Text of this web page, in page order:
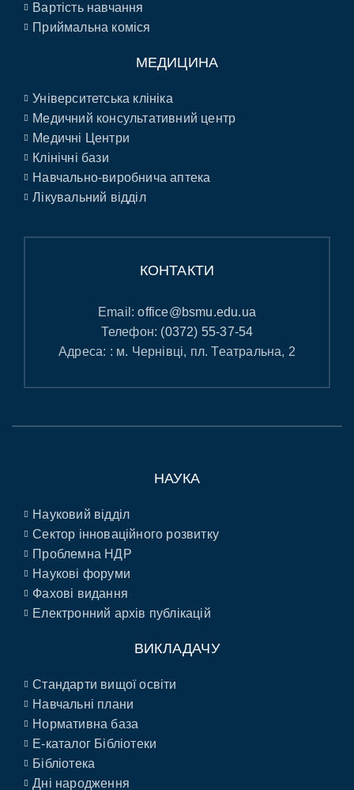
Вартість навчання
Приймальна коміся
МЕДИЦИНА
Університетська клініка
Медичний консультативний центр
Медичні Центри
Клінічні бази
Навчально-виробнича аптека
Лікувальний відділ
КОНТАКТИ
Email:office@bsmu.edu.ua
Телефон: (0372) 55-37-54
Адреса: : м. Чернівці, пл. Театральна, 2
НАУКА
Науковий відділ
Сектор інноваційного розвитку
Проблемна НДР
Наукові форуми
Фахові видання
Електронний архів публікацій
ВИКЛАДАЧУ
Стандарти вищої освіти
Навчальні плани
Нормативна база
E-каталог Бібліотеки
Бібліотека
Дні народження